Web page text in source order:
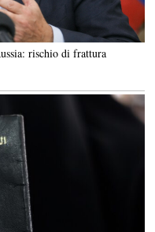
rischio di frattura